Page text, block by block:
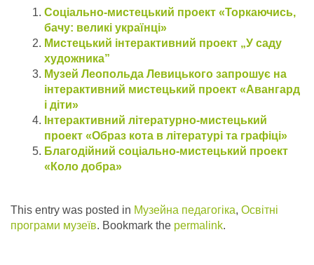
Соціально-мистецький проект «Торкаючись,
бачу: великі українці»
Мистецький інтерактивний проект „У саду
художника”
Музей Леопольда Левицького запрошує на
інтерактивний мистецький проект «Авангард
і діти»
Інтерактивний літературно-мистецький
проект «Образ кота в літературі та графіці»
Благодійний соціально-мистецький проект
«Коло добра»
This entry was posted in Музейна педагогіка, Освітні
програми музеїв. Bookmark the permalink.